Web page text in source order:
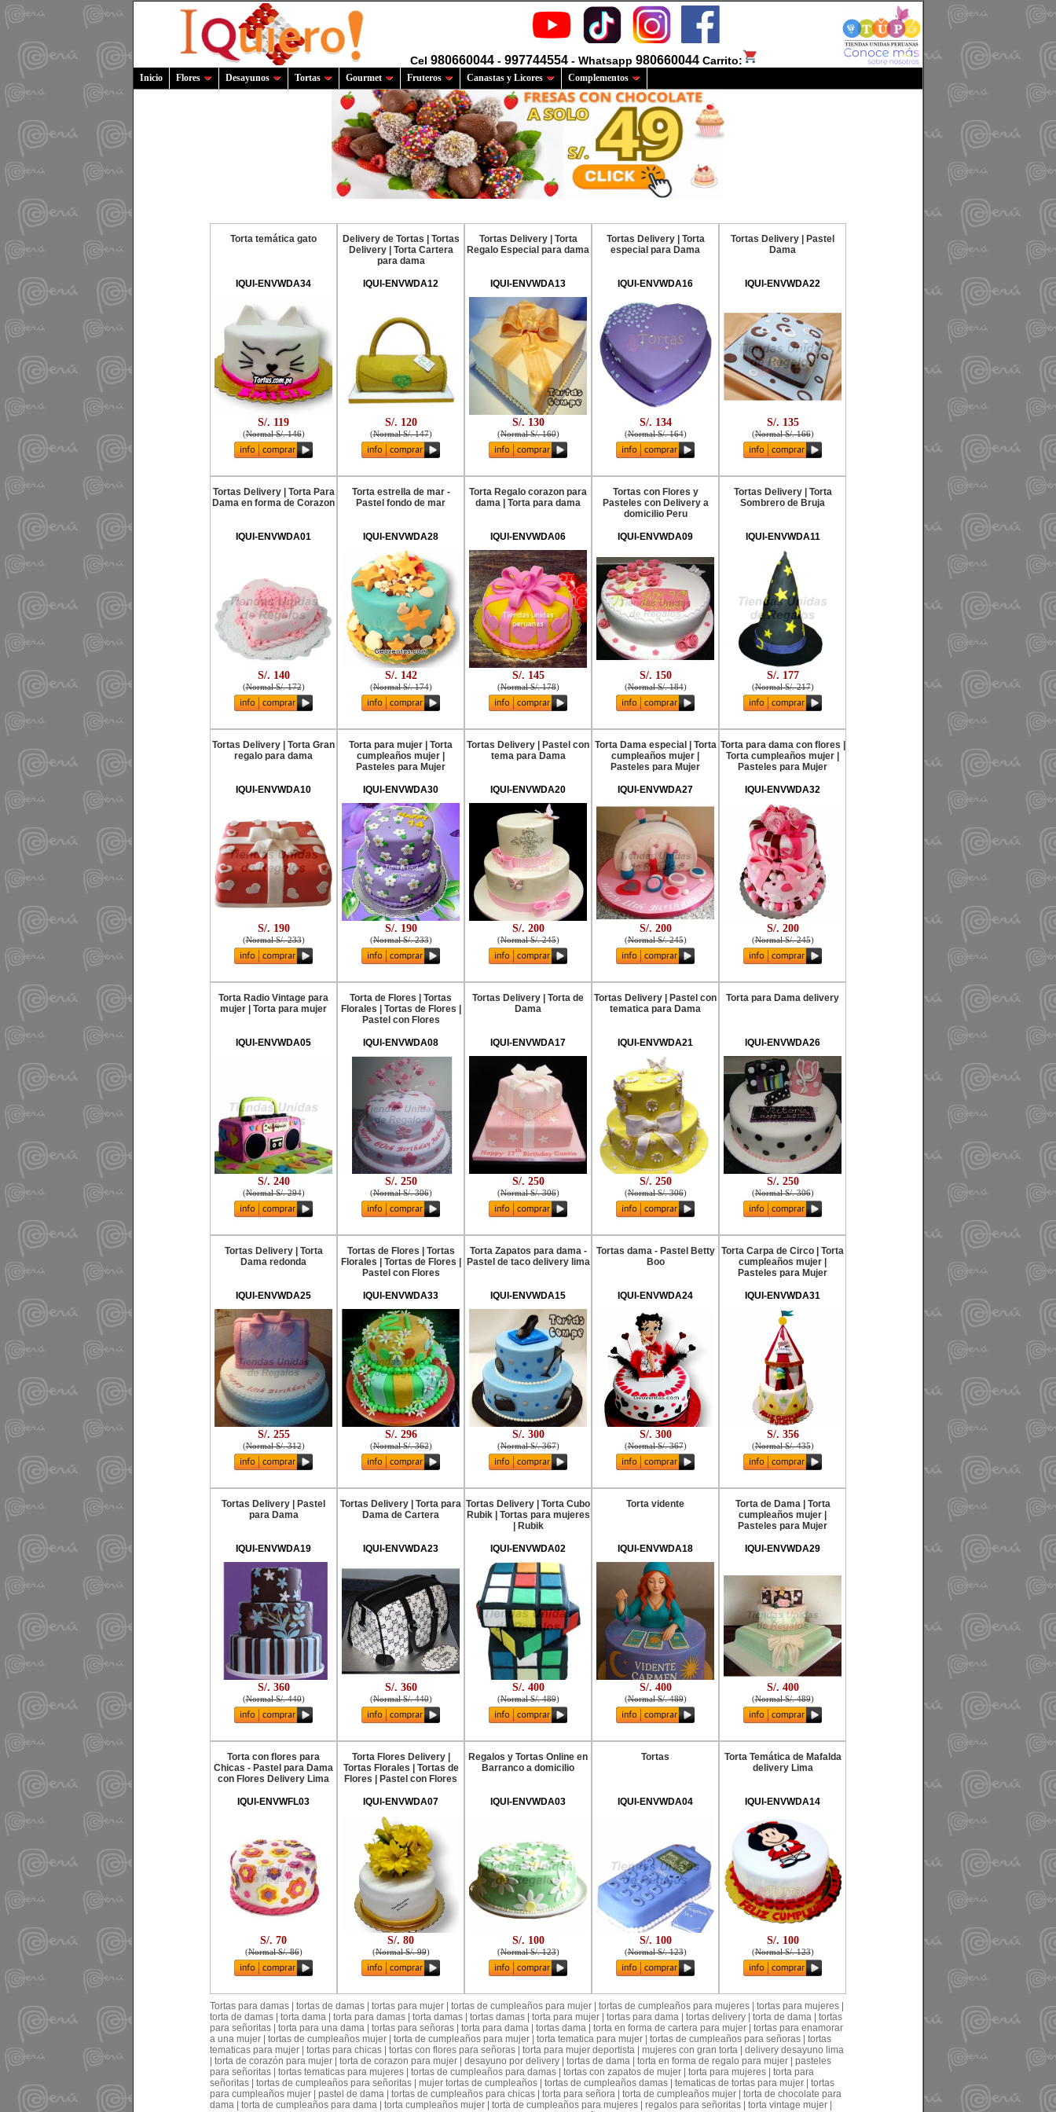
Cel 980660044 - 997744554 - Whatsapp 980660044 Carrito:
Inicio Flores Desayunos Tortas Gourmet Fruteros Canastas y Licores Complementos
Torta temática gato
IQUI-ENVWDA34
S/. 119
(Normal S/. 146)
Delivery de Tortas | Tortas
Delivery | Torta Cartera
para dama
IQUI-ENVWDA12
S/. 120
(Normal S/. 147)
Tortas Delivery | Torta
Regalo Especial para dama
IQUI-ENVWDA13
S/. 130
(Normal S/. 160)
Tortas Delivery | Torta
especial para Dama
IQUI-ENVWDA16
S/. 134
(Normal S/. 164)
Tortas Delivery | Pastel
Dama
IQUI-ENVWDA22
S/. 135
(Normal S/. 166)
Tortas Delivery | Torta Para
Dama en forma de Corazon
IQUI-ENVWDA01
S/. 140
(Normal S/. 172)
Torta estrella de mar -
Pastel fondo de mar
IQUI-ENVWDA28
S/. 142
(Normal S/. 174)
Torta Regalo corazon para
dama | Torta para dama
IQUI-ENVWDA06
S/. 145
(Normal S/. 178)
Tortas con Flores y
Pasteles con Delivery a
domicilio Peru
IQUI-ENVWDA09
S/. 150
(Normal S/. 184)
Tortas Delivery | Torta
Sombrero de Bruja
IQUI-ENVWDA11
S/. 177
(Normal S/. 217)
Tortas Delivery | Torta Gran
regalo para dama
IQUI-ENVWDA10
S/. 190
(Normal S/. 233)
Torta para mujer | Torta
cumpleaños mujer |
Pasteles para Mujer
IQUI-ENVWDA30
S/. 190
(Normal S/. 233)
Tortas Delivery | Pastel con
tema para Dama
IQUI-ENVWDA20
S/. 200
(Normal S/. 245)
Torta Dama especial | Torta
cumpleaños mujer |
Pasteles para Mujer
IQUI-ENVWDA27
S/. 200
(Normal S/. 245)
Torta para dama con flores |
Torta cumpleaños mujer |
Pasteles para Mujer
IQUI-ENVWDA32
S/. 200
(Normal S/. 245)
Torta Radio Vintage para
mujer | Torta para mujer
IQUI-ENVWDA05
S/. 240
(Normal S/. 294)
Torta de Flores | Tortas
Florales | Tortas de Flores |
Pastel con Flores
IQUI-ENVWDA08
S/. 250
(Normal S/. 306)
Tortas Delivery | Torta de
Dama
IQUI-ENVWDA17
S/. 250
(Normal S/. 306)
Tortas Delivery | Pastel con
tematica para Dama
IQUI-ENVWDA21
S/. 250
(Normal S/. 306)
Torta para Dama delivery
IQUI-ENVWDA26
S/. 250
(Normal S/. 306)
Tortas Delivery | Torta
Dama redonda
IQUI-ENVWDA25
S/. 255
(Normal S/. 312)
Tortas de Flores | Tortas
Florales | Tortas de Flores |
Pastel con Flores
IQUI-ENVWDA33
S/. 296
(Normal S/. 362)
Torta Zapatos para dama -
Pastel de taco delivery lima
IQUI-ENVWDA15
S/. 300
(Normal S/. 367)
Tortas dama - Pastel Betty
Boo
IQUI-ENVWDA24
S/. 300
(Normal S/. 367)
Torta Carpa de Circo | Torta
cumpleaños mujer |
Pasteles para Mujer
IQUI-ENVWDA31
S/. 356
(Normal S/. 435)
Tortas Delivery | Pastel
para Dama
IQUI-ENVWDA19
S/. 360
(Normal S/. 440)
Tortas Delivery | Torta para
Dama de Cartera
IQUI-ENVWDA23
S/. 360
(Normal S/. 440)
Tortas Delivery | Torta Cubo
Rubik | Tortas para mujeres
| Rubik
IQUI-ENVWDA02
S/. 400
(Normal S/. 489)
Torta vidente
IQUI-ENVWDA18
S/. 400
(Normal S/. 489)
Torta de Dama | Torta
cumpleaños mujer |
Pasteles para Mujer
IQUI-ENVWDA29
S/. 400
(Normal S/. 489)
Torta con flores para
Chicas - Pastel para Dama
con Flores Delivery Lima
IQUI-ENVWFL03
S/. 70
(Normal S/. 86)
Torta Flores Delivery |
Tortas Florales | Tortas de
Flores | Pastel con Flores
IQUI-ENVWDA07
S/. 80
(Normal S/. 99)
Regalos y Tortas Online en
Barranco a domicilio
IQUI-ENVWDA03
S/. 100
(Normal S/. 123)
Tortas
IQUI-ENVWDA04
S/. 100
(Normal S/. 123)
Torta Temática de Mafalda
delivery Lima
IQUI-ENVWDA14
S/. 100
(Normal S/. 123)
Tortas para damas | tortas de damas | tortas para mujer | tortas de cumpleaños para mujer | tortas de cumpleaños para mujeres | tortas para mujeres |
torta de damas | torta dama | torta para damas | torta damas | tortas damas | torta para mujer | tortas para dama | tortas delivery | torta de dama | tortas
para señoritas | torta para una dama | tortas para señoras | torta para dama | tortas dama | torta en forma de cartera para mujer | tortas para enamorar
a una mujer | tortas de cumpleaños mujer | torta de cumpleaños para mujer | torta tematica para mujer | tortas de cumpleaños para señoras | tortas
tematicas para mujer | tortas para chicas | tortas con flores para señoras | torta para mujer deportista | mujeres con gran torta | delivery desayuno lima
| torta de corazón para mujer | torta de corazon para mujer | desayuno por delivery | tortas de dama | torta en forma de regalo para mujer | pasteles
para señoritas | tortas tematicas para mujeres | tortas de cumpleaños para damas | tortas con zapatos de mujer | torta para mujeres | torta para
señoritas | tortas de cumpleaños para señoritas | mujer tortas de cumpleaños | tortas de cumpleaños damas | tematicas de tortas para mujer | tortas
para cumpleaños mujer | pastel de dama | tortas de cumpleaños para chicas | torta para señora | torta de cumpleaños mujer | torta de chocolate para
dama | torta de cumpleaños para dama | torta cumpleaños mujer | torta de cumpleaños para mujeres | regalos para señoritas | torta vintage mujer |